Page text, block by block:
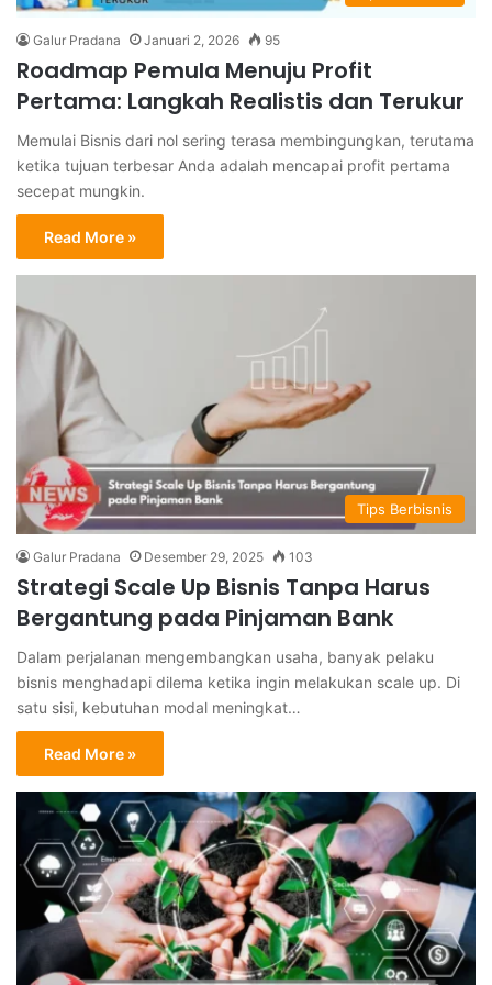
Galur Pradana Januari 2, 2026 95
Roadmap Pemula Menuju Profit
Pertama: Langkah Realistis dan Terukur
Memulai Bisnis dari nol sering terasa membingungkan, terutama
ketika tujuan terbesar Anda adalah mencapai profit pertama
secepat mungkin.
Read More »
Tips Berbisnis
Galur Pradana Desember 29, 2025 103
Strategi Scale Up Bisnis Tanpa Harus
Bergantung pada Pinjaman Bank
Dalam perjalanan mengembangkan usaha, banyak pelaku
bisnis menghadapi dilema ketika ingin melakukan scale up. Di
satu sisi, kebutuhan modal meningkat…
Read More »